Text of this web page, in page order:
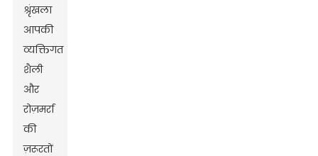
श्रृंखला
आपकी
व्यक्तिगत
शैली
और
रोज़मर्रा
की
ज़रूरतों